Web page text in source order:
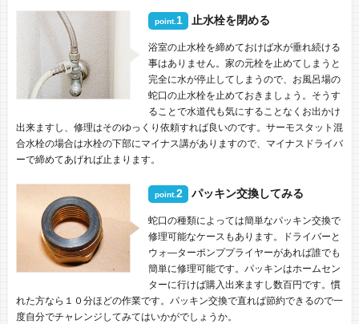
point. 1 止水栓を閉める
浴室の止水栓を締めておけば水が垂れ続ける
事はありません。家の元栓を止めてしまうと
完全に水が停止してしまうので、お風呂場の
蛇口の止水栓を止めておきましょう。そうす
ることで水道代も気にすることなくお出かけ
出来ますし、修理はそのゆっくり依頼すれば良いのです。サーモスタット混
合水栓の場合は水栓の下部にマイナス講がありますので、マイナスドライバ
ーで締めてあげれば止まります。
point.2 パッキン交換してみる
蛇口の種類によっては簡単なパッキン交換で
修理可能なケースもあります。ドライバーと
ウォ―ターポンププライヤーがあれば誰でも
簡単に修理可能です。パッキンはホームセン
ターに行けば購入出来ますし数百円です。慣
れた方なら１０分ほどの作業です。パッキン交換で直れば節約できるので一
度自分でチャレンジしてみてはいかがでしょうか。